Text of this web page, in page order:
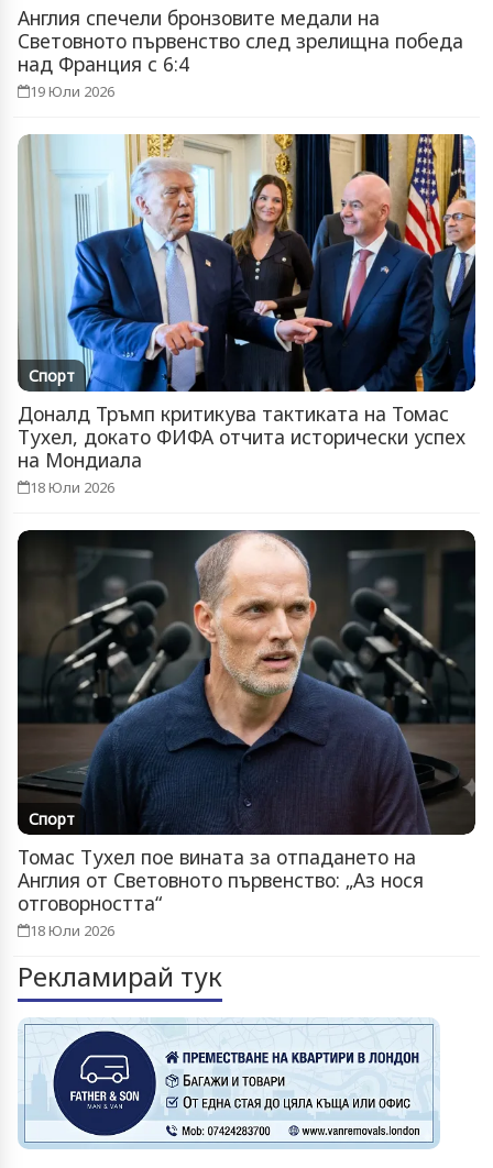
Англия спечели бронзовите медали на
Световното първенство след зрелищна победа
над Франция с 6:4
19 Юли 2026
Спорт
Доналд Тръмп критикува тактиката на Томас
Тухел, докато ФИФА отчита исторически успех
на Мондиала
18 Юли 2026
Спорт
Томас Тухел пое вината за отпадането на
Англия от Световното първенство: „Аз нося
отговорността“
18 Юли 2026
Рекламирай тук